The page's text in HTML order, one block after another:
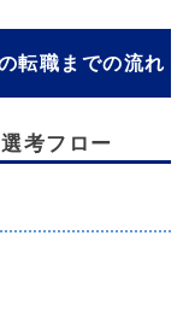
転職までの流れ
考フロー